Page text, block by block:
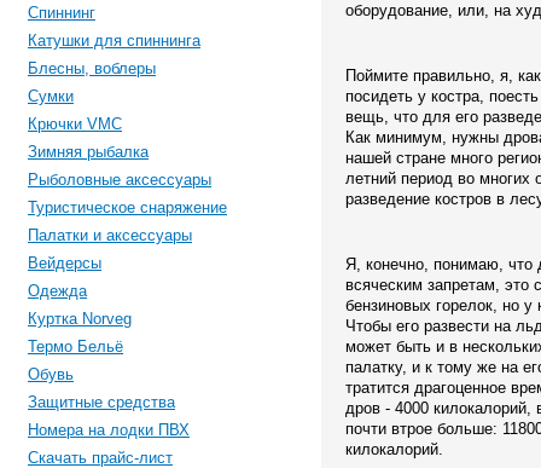
Спиннинг
Катушки для спиннинга
Блесны, воблеры
Сумки
Крючки VMC
Зимняя рыбалка
Рыболовные аксессуары
Туристическое снаряжение
Палатки и аксессуары
Вейдерсы
Одежда
Куртка Norveg
Термо Бельё
Обувь
Защитные средства
Номера на лодки ПВХ
Скачать прайс-лист
оборудование, или, на
Поймите правильно, я,
посидеть у костра,
вещь, что для его
Как минимум, нужны
нашей стране много
летний период во многих
разведение костров в
Я, конечно, понимаю, что
всяческим запретам, это
бензиновых горелок, но у
Чтобы его развести на
может быть и в
палатку, и к тому же на
тратится драгоценное
дров - 4000 килокалорий,
почти втрое больше:
килокалорий.